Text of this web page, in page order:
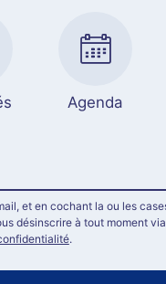
Agenda
et en cochant la ou les
désinscrire à tout moment
.